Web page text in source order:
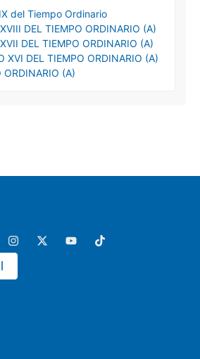
del Tiempo Ordinario
DEL TIEMPO ORDINARIO (A)
DEL TIEMPO ORDINARIO (A)
XVI DEL TIEMPO ORDINARIO (A)
ORDINARIO (A)